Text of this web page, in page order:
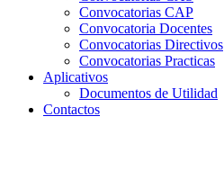
Convocatorias CAP
Convocatoria Docentes
Convocatorias Directivos
Convocatorias Practicas
Aplicativos
Documentos de Utilidad
Contactos